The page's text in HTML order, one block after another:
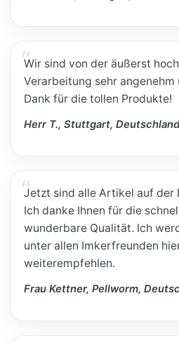
Wir sind von der äußerst
Verarbeitung sehr
Dank für die tollen Produkte!
Herr T., Stuttgart,
Jetzt sind alle Artikel auf der
Ich danke Ihnen für die
wunderbare Qualität. Ich
unter allen Imkerfreunden
weiterempfehlen.
Frau Kettner, Pellworm,